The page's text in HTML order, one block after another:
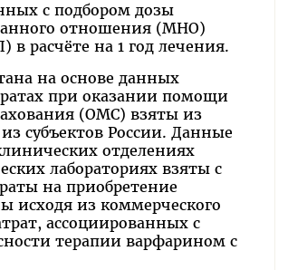
с подбором дозы
отношения (МНО)
расчёте на 1 год лечения.
на основе данных
при оказании помощи
(ОМС) взяты из
субъектов России. Данные
отделениях
лабораториях взяты с
на приобретение
исходя из коммерческого
ассоциированных с
терапии варфарином с